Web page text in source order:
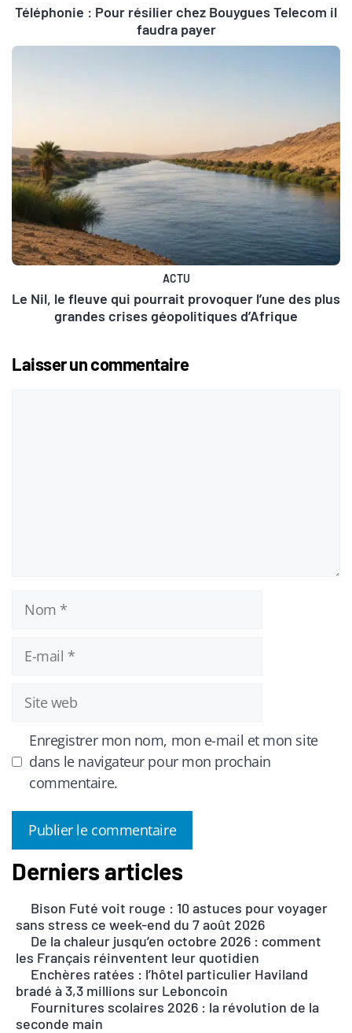
Téléphonie : Pour résilier chez Bouygues Telecom il
faudra payer
ACTU
Le Nil, le fleuve qui pourrait provoquer l’une des plus
grandes crises géopolitiques d’Afrique
Laisser un commentaire
Nom
mail
Site
web
Enregistrer mon nom, mon e-mail et mon site
dans le navigateur pour mon prochain
commentaire.
A
e
r
a
Derniers articles
Bison Futé voit rouge : 10 astuces pour voyager
sans stress ce week-end du 7 août 2026
De la chaleur jusqu’en octobre 2026 : comment
les Français réinventent leur quotidien
Enchères ratées : l’hôtel particulier Haviland
bradé à 3,3 millions sur Leboncoin
Fournitures scolaires 2026 : la révolution de la
seconde main